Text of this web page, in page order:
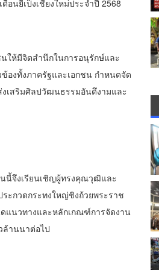
นยี่เป็งเชียงใหม่ประจำปี 2568
ให้มีจิตสำนึกในการอนุรักษ์และ
องทั้งภาครัฐและเอกชน กำหนดจัด
งเสริมศิลปวัฒนธรรมอันดึงามและ
นนี้จึงเรียนเชิญผู้ทรงคุณวุฒิและ
ะกวดกระทงใหญ่ชิงถ้วยพระราช
ดแนวทางและหลักเกณฑ์การจัดงาน
ล้านนาต่อไป